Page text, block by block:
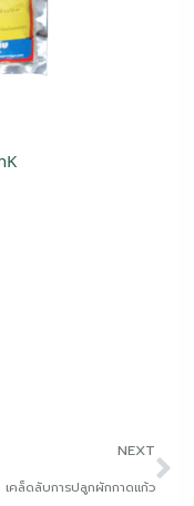
NEXT
เคล็ดลับการปลูกผักกาดแก้ว